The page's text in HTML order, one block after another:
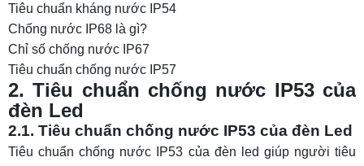
Tiêu chuẩn kháng nước IP54
Chống nước IP68 là gì?
Chỉ số chống nước IP67
Tiêu chuẩn chống nước IP57
2. Tiêu chuẩn chống nước IP53 của
đèn Led
2.1. Tiêu chuẩn chống nước IP53 của đèn Led
Tiêu chuẩn chống nước IP53 của đèn led giúp người tiêu